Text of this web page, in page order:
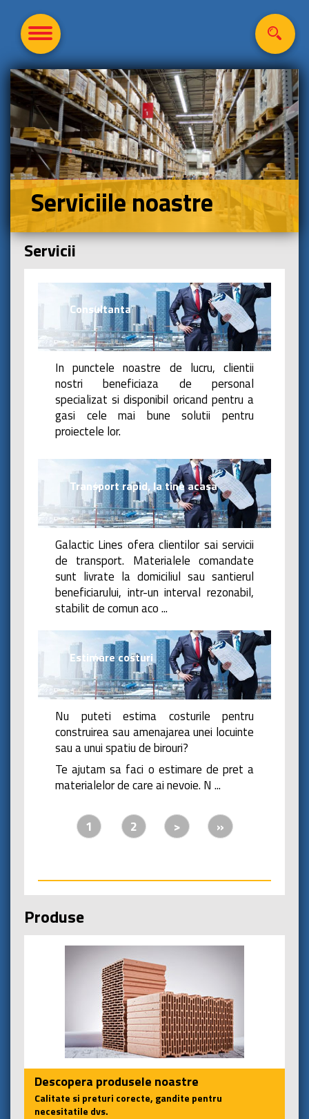
Serviciile noastre
Servicii
Consultanta
In punctele noastre de lucru, clientii
nostri beneficiaza de personal
specializat si disponibil oricand pentru a
gasi cele mai bune solutii pentru
proiectele lor.
Transport rapid, la tine acasa
Galactic Lines ofera clientilor sai servicii
de transport. Materialele comandate
sunt livrate la domiciliul sau santierul
beneficiarului, intr-un interval rezonabil,
stabilit de comun aco...
Estimare costuri
Nu puteti estima costurile pentru
construirea sau amenajarea unei locuinte
sau a unui spatiu de birouri?
Te ajutam sa faci o estimare de pret a
materialelor de care ai nevoie. N ...
1 2 > »
Produse
Descopera produsele noastre
Calitate si preturi corecte, gandite pentru
necesitatile dvs.